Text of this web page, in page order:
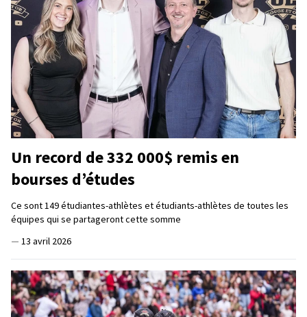
Un record de 332 000$ remis en
bourses d’études
Ce sont 149 étudiantes-athlètes et étudiants-athlètes de toutes les
équipes qui se partageront cette somme
— 13 avril 2026